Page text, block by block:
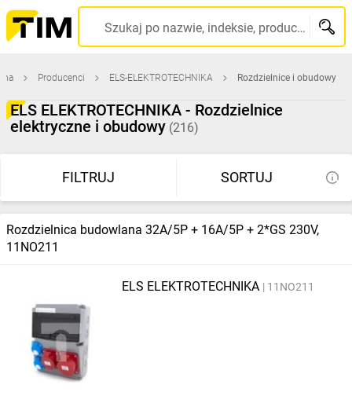
TIM
SA
-
wysyłamy
produkty
w
24h
Szukaj po nazwie, indeksie, producencie, kodzie kreskowym...
Producenci ELS-ELEKTROTECHNIKA Rozdzielnice i obudowy
ELS ELEKTROTECHNIKA - Rozdzielnice
elektryczne i obudowy (216)
FILTRUJ SORTUJ
Rozdzielnica budowlana 32A/5P + 16A/5P + 2*GS 230V,
11NO211
ELS ELEKTROTECHNIKA 11NO211